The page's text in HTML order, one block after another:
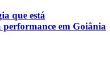
que está
performance em Goiânia